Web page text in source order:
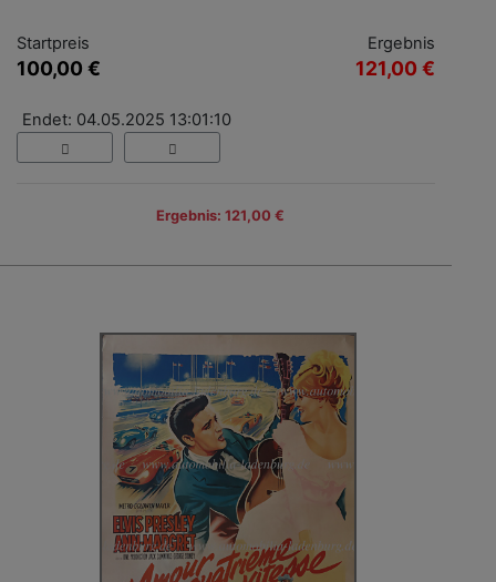
Startpreis
100,00 €
Ergebnis
121,00 €
Endet: 04.05.2025 13:01:10
Ergebnis: 121,00 €